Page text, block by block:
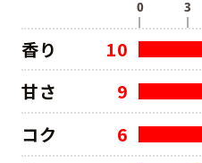
香り
10
甘さ
9
コク
6